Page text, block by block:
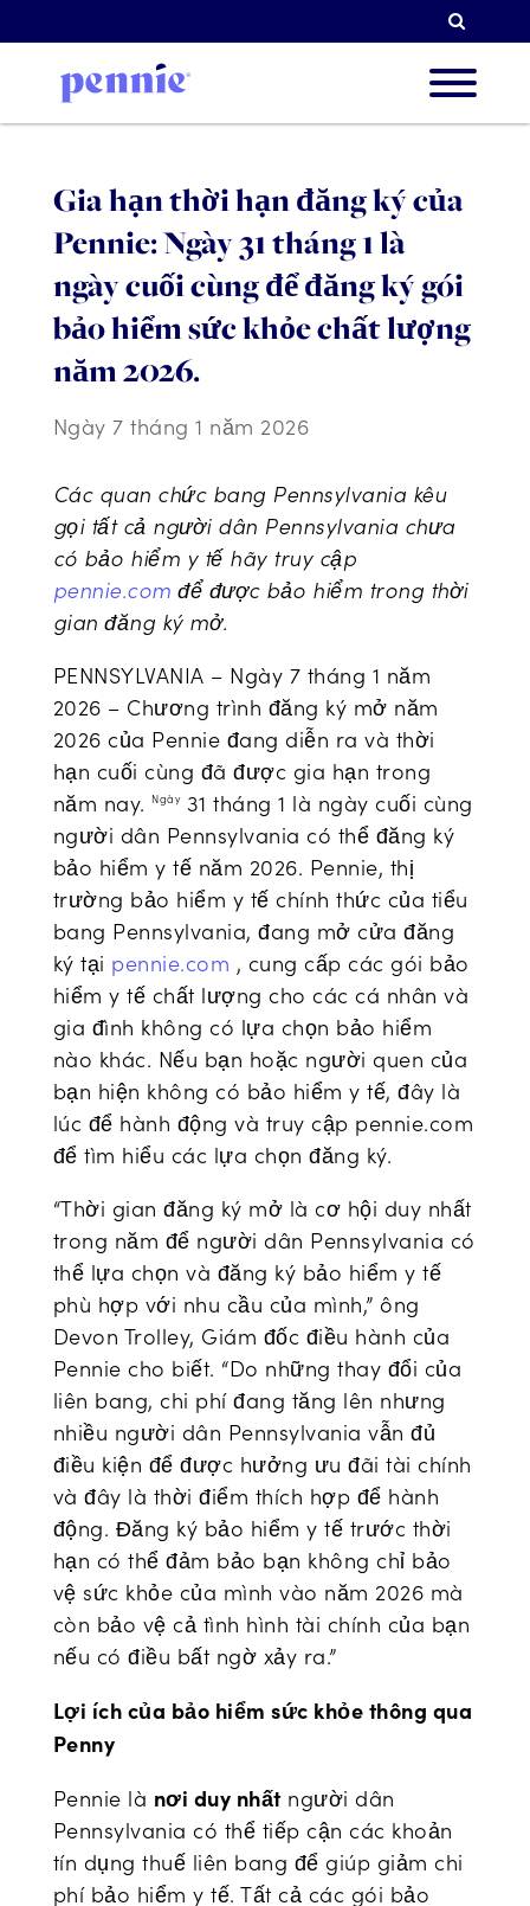
Ưu
Tài
Gia hạn thời hạn đăng ký của
Pennie: Ngày 31 tháng 1 là
ngày cuối cùng để đăng ký gói
bảo hiểm sức khỏe chất lượng
năm 2026.
Ngày 7 tháng 1 năm 2026
Các quan chức bang Pennsylvania kêu
gọi tất cả người dân Pennsylvania chưa
có bảo hiểm y tế hãy truy cập
pennie.com để được bảo hiểm trong thời
gian đăng ký mở.
PENNSYLVANIA – Ngày 7 tháng 1 năm
2026 – Chương trình đăng ký mở năm
2026 của Pennie đang diễn ra và thời
hạn cuối cùng đã được gia hạn trong
năm nay.
Ngày31 tháng 1 là ngày cuối cùng
người dân Pennsylvania có thể đăng ký
bảo hiểm y tế năm 2026. Pennie, thị
trường bảo hiểm y tế chính thức của tiểu
bang Pennsylvania, đang mở cửa đăng
ký tại pennie.com , cung cấp các gói bảo
hiểm y tế chất lượng cho các cá nhân và
gia đình không có lựa chọn bảo hiểm
nào khác. Nếu bạn hoặc người quen của
bạn hiện không có bảo hiểm y tế, đây là
lúc để hành động và truy cập pennie.com
để tìm hiểu các lựa chọn đăng ký.
“Thời gian đăng ký mở là cơ hội duy nhất
trong năm để người dân Pennsylvania có
thể lựa chọn và đăng ký bảo hiểm y tế
phù hợp với nhu cầu của mình,” ông
Devon Trolley, Giám đốc điều hành của
Pennie cho biết. “Do những thay đổi của
liên bang, chi phí đang tăng lên nhưng
nhiều người dân Pennsylvania vẫn đủ
điều kiện để được hưởng ưu đãi tài chính
và đây là thời điểm thích hợp để hành
động. Đăng ký bảo hiểm y tế trước thời
hạn có thể đảm bảo bạn không chỉ bảo
vệ sức khỏe của mình vào năm 2026 mà
còn bảo vệ cả tình hình tài chính của bạn
nếu có điều bất ngờ xảy ra.”
Lợi ích của bảo hiểm sức khỏe thông qua
Penny
Pennie là nơi duy nhấtngười dân
Pennsylvania có thể tiếp cận các khoản
tín dụng thuế liên bang để giúp giảm chi
phí bảo hiểm y tế. Tất cả các gói bảo